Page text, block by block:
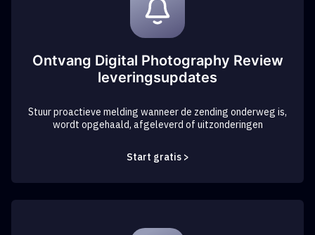
Ontvang Digital Photography Review
leveringsupdates
Stuur proactieve melding wanneer de zending onderweg is,
wordt opgehaald, afgeleverd of uitzonderingen
Start gratis >